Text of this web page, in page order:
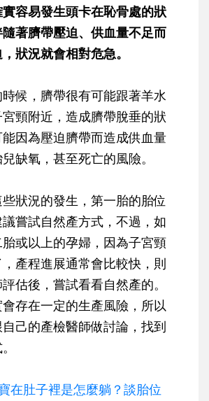
容易發生頭卡在恥骨處的狀
著臍帶壓迫、供血量不足而
狀況就會相對危急。
候，臍帶很有可能跟著羊水
頸附近，造成臍帶脫垂的狀
因為壓迫臍帶而造成供血量
缺氧，甚至死亡的風險。
狀況的發生，第一胎的胎位
嘗試自然產方式，不過，如
或以上的孕婦，因為子宮頸
產程進展通常會比較快，則
估後，嘗試看看自然產的。
存在一定的生產風險，所以
己的產檢醫師做討論，找到
在肚子裡是怎麼躺？談胎位